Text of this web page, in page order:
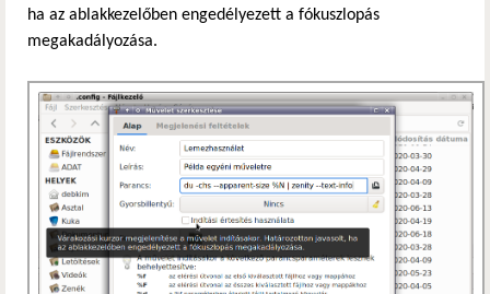
ha az ablakkezelőben engedélyezett a fókuszlopás
megakadályozása.